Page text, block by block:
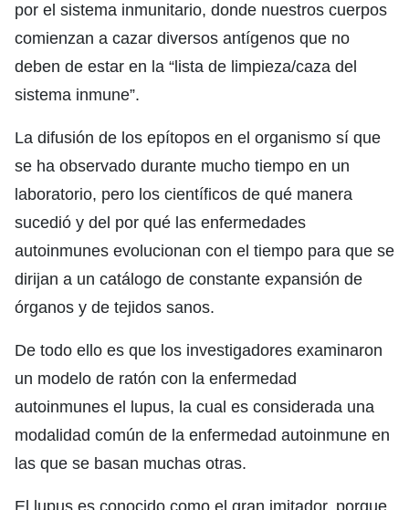
por el sistema inmunitario, donde nuestros cuerpos
comienzan a cazar diversos antígenos que no
deben de estar en la “lista de limpieza/caza del
sistema inmune”.
La difusión de los epítopos en el organismo sí que
se ha observado durante mucho tiempo en un
laboratorio, pero los científicos de qué manera
sucedió y del por qué las enfermedades
autoinmunes evolucionan con el tiempo para que se
dirijan a un catálogo de constante expansión de
órganos y de tejidos sanos.
De todo ello es que los investigadores examinaron
un modelo de ratón con la enfermedad
autoinmunes el lupus, la cual es considerada una
modalidad común de la enfermedad autoinmune en
las que se basan muchas otras.
El lupus es conocido como el gran imitador, porque